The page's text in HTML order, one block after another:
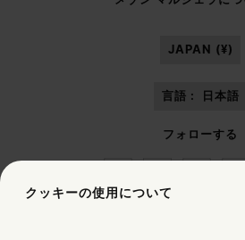
の 3.1.b) 項に記載されたマーケティング*目
JAPAN (¥)
言語 : 日本語
フォローする
クッキーの使用について